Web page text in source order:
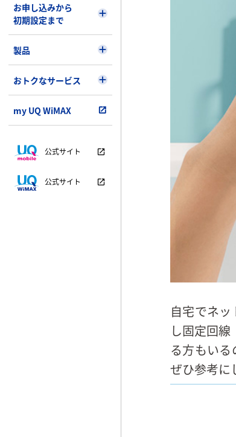
お申し込みから
初期設定まで
製品
おトクなサービス
my UQ WiMAX
公式サイト
公式サイト
自宅でネ
し固定回
る方もい
ぜひ参考に